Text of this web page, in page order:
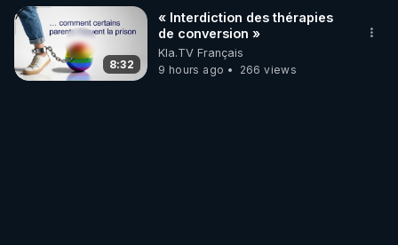
8:32
« Interdiction des thérapies
de conversion »
Kla.TV Français
9 hours ago
266 views